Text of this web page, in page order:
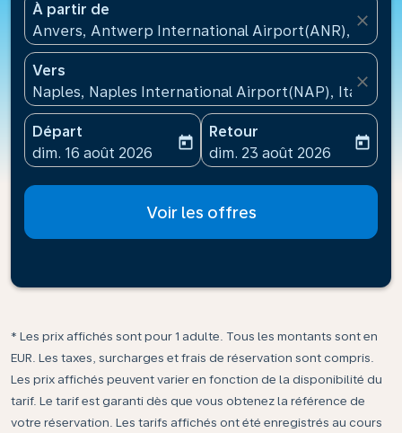
À partir de
Anvers, Antwerp International Airport(ANR),
close
Vers
Naples, Naples International Airport(NAP), Italie
close
Départ
fc-booking-departure-date-aria-label
dim. 16 août 2026
today
Retour
fc-booking-return-date-
dim. 23 août 2026
today
Voir les offres
* Les prix affichés sont pour 1 adulte. Tous les montants sont en
EUR. Les taxes, surcharges et frais de réservation sont compris.
Les prix affichés peuvent varier en fonction de la disponibilité du
tarif. Le tarif est garanti dès que vous obtenez la référence de
votre réservation. Les tarifs affichés ont été enregistrés au cours